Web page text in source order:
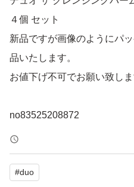
４個 セット
新品ですが画像のようにパ
品いたします。
お値下げ不可でお願い致しま
no83525208872
#duo